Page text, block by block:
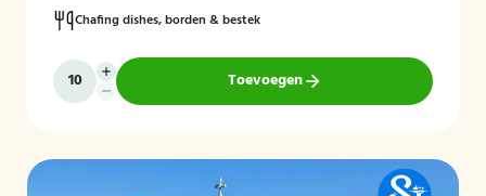
Chafing dishes, borden & bestek
Toevoegen